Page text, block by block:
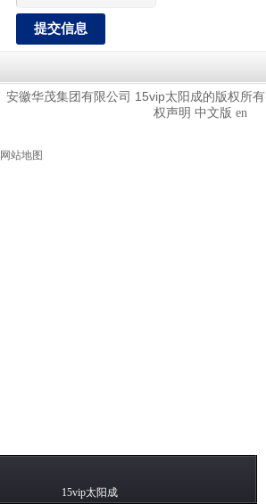
安徽华茂集团有限公司 15vip太阳成的版权所
权声明 中文版 en
15vip太阳成
网站地图